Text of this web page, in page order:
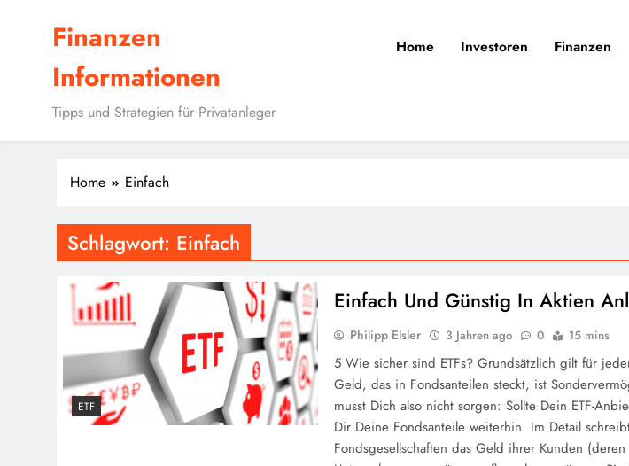
Finanzen
Informationen
Tipps und Strategien für Privatanleger
Home Investoren Finanzen
Home Einfach
Schlagwort: Einfach
ETF
Einfach Und Günstig In Aktien
Philipp Elsler 3 Jahren ago 0 15 mins
5 Wie sicher sind ETFs? Grundsätzlich gilt für
Geld, das in Fondsanteilen steckt, ist
musst Dich also nicht sorgen: Sollte Dein ETF-
Dir Deine Fondsanteile weiterhin. Im Detail
Fondsgesellschaften das Geld ihrer Kunden